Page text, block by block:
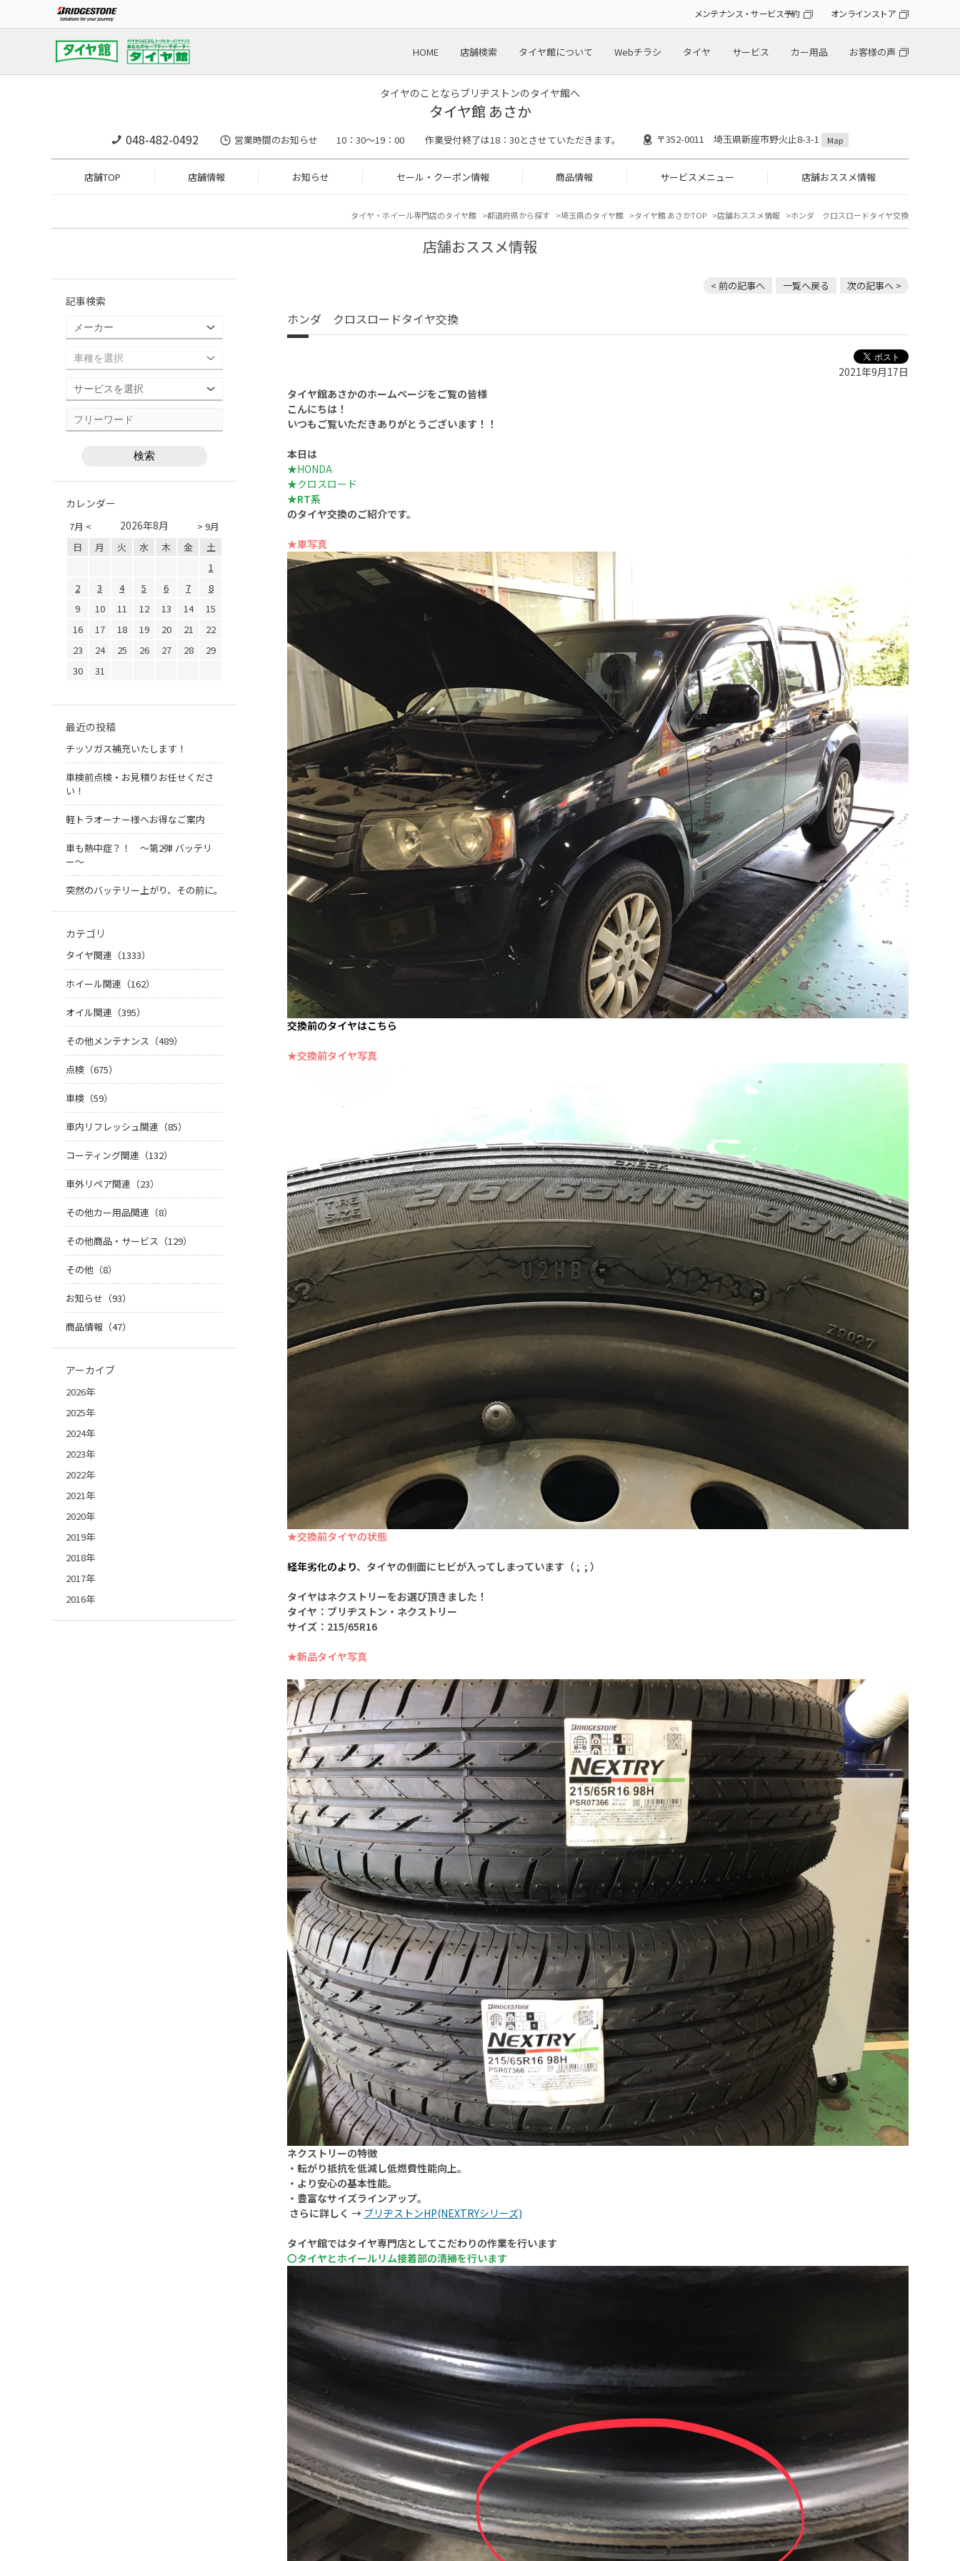
メンテナンス・サービス予約 オンラインストア
HOME 店舗検索 タイヤ館について Webチラシ タイヤ サービス カー用品 お客様の声
タイヤのことならブリヂストンのタイヤ館へ
タイヤ館 あさか
048-482-0492 営業時間のお知らせ 10：30～19：00 作業受付終了は18：30とさせていただきます。 〒352-0011 埼玉県新座市野火止8-3-1 Map
店舗TOP 店舗情報 お知らせ セール・クーポン情報 商品情報 サービスメニュー 店舗おススメ情報
タイヤ・ホイール専門店のタイヤ館 都道府県から探す 埼玉県のタイヤ館 タイヤ館 あさかTOP 店舗おススメ情報 ホンダ クロスロードタイヤ交換
店舗おススメ情報
< 前の記事へ 一覧へ戻る 次の記事へ >
ホンダ クロスロードタイヤ交換
2021年9月17日
タイヤ館あさかのホームページをご覧の皆様
こんにちは！
いつもご覧いただきありがとうございます！！
本日は
★HONDA
★クロスロード
★RT系
のタイヤ交換のご紹介です。
★車写真
交換前のタイヤはこちら
★交換前タイヤ写真
★交換前タイヤの状態
経年劣化のより、タイヤの側面にヒビが入ってしまっています（ ; ; ）
タイヤはネクストリーをお選び頂きました！
タイヤ：ブリヂストン・ネクストリー
サイズ：215/65R16
★新品タイヤ写真
ネクストリーの特徴
・転がり抵抗を低減し低燃費性能向上。
・より安心の基本性能。
・豊富なサイズラインアップ。
さらに詳しく → ブリヂストンHP(NEXTRYシリーズ)
タイヤ館ではタイヤ専門店としてこだわりの作業を行います
〇タイヤとホイールリム接着部の清掃を行います
記事検索
カレンダー
7月 < > 9月
2026年8月
日 月 火 水 木 金
土
1
2
3 4 5 6 7
8
9
10 11 12 13 14
15
16
17 18 19 20 21
22
23
24 25 26 27 28
29
30
31
最近の投稿
チッソガス補充いたします！
車検前点検・お見積りお任せくださ
い！
軽トラオーナー様へお得なご案内
車も熱中症？！ 〜第2弾 バッテリ
ー〜
突然のバッテリー上がり、その前に。
カテゴリ
タイヤ関連（1333）
ホイール関連（162）
オイル関連（395）
その他メンテナンス（489）
点検（675）
車検（59）
車内リフレッシュ関連（85）
コーティング関連（132）
車外リペア関連（23）
その他カー用品関連（8）
その他商品・サービス（129）
その他（8）
お知らせ（93）
商品情報（47）
アーカイブ
2026年
2025年
2024年
2023年
2022年
2021年
2020年
2019年
2018年
2017年
2016年